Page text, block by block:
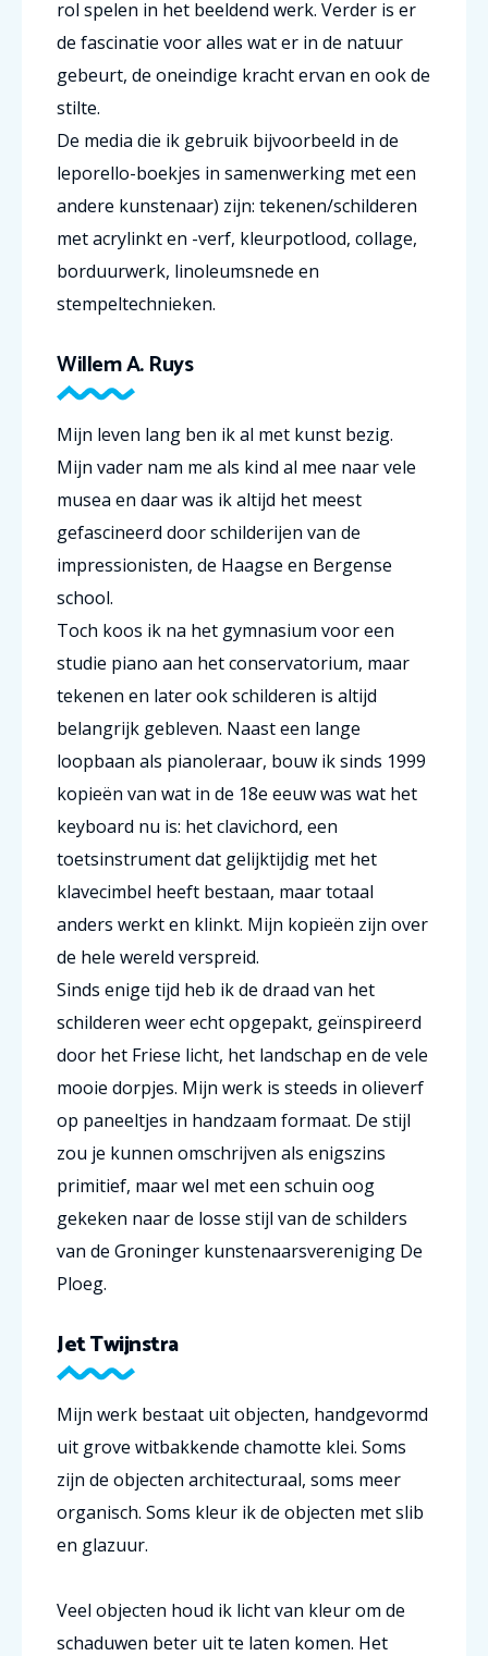
rol spelen in het beeldend werk. Verder is er
de fascinatie voor alles wat er in de natuur
gebeurt, de oneindige kracht ervan en ook de
stilte.
De media die ik gebruik bijvoorbeeld in de
leporello-boekjes in samenwerking met een
andere kunstenaar) zijn: tekenen/schilderen
met acrylinkt en -verf, kleurpotlood, collage,
borduurwerk, linoleumsnede en
stempeltechnieken.
Willem A. Ruys
Mijn leven lang ben ik al met kunst bezig.
Mijn vader nam me als kind al mee naar vele
musea en daar was ik altijd het meest
gefascineerd door schilderijen van de
impressionisten, de Haagse en Bergense
school.
Toch koos ik na het gymnasium voor een
studie piano aan het conservatorium, maar
tekenen en later ook schilderen is altijd
belangrijk gebleven. Naast een lange
loopbaan als pianoleraar, bouw ik sinds 1999
kopieën van wat in de 18e eeuw was wat het
keyboard nu is: het clavichord, een
toetsinstrument dat gelijktijdig met het
klavecimbel heeft bestaan, maar totaal
anders werkt en klinkt. Mijn kopieën zijn over
de hele wereld verspreid.
Sinds enige tijd heb ik de draad van het
schilderen weer echt opgepakt, geïnspireerd
door het Friese licht, het landschap en de vele
mooie dorpjes. Mijn werk is steeds in olieverf
op paneeltjes in handzaam formaat. De stijl
zou je kunnen omschrijven als enigszins
primitief, maar wel met een schuin oog
gekeken naar de losse stijl van de schilders
van de Groninger kunstenaarsvereniging De
Ploeg.
Jet Twijnstra
Mijn werk bestaat uit objecten, handgevormd
uit grove witbakkende chamotte klei. Soms
zijn de objecten architecturaal, soms meer
organisch. Soms kleur ik de objecten met slib
en glazuur.
Veel objecten houd ik licht van kleur om de
schaduwen beter uit te laten komen. Het